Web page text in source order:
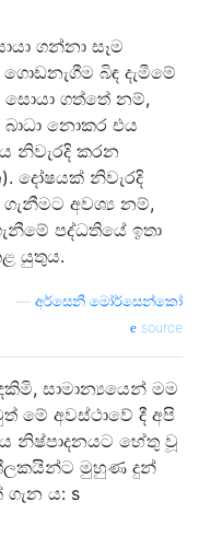
ගන්නා සෑම
බිඳ දැමීමේ
ගත්තේ නම්,
නොකර එය
නිවැරදි කරන
දෝෂයක් නිවැරදි
අවශ්‍ය නම්,
පද්ධතියේ ඉතා
යුතුය.
අර්සෙනී මෝර්සෙන්කෝ
source
සාමාන්‍යයෙන් මම
මේ අවස්ථාවේ දී අපි
නිෂ්පාදනයට හේතු වූ
මුහුණ දුන්
ය: s